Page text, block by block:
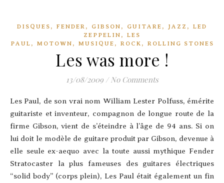
DISQUES , FENDER , GIBSON , GUITARE , JAZZ , LED
ZEPPELIN , LES
PAUL , MOTOWN , MUSIQUE , ROCK , ROLLING STONES
Les was more !
13/08/2009 / No Comments
Les Paul, de son vrai nom William Les­ter Pol­fuss, émé­rite
gui­ta­riste et inven­teur, com­pa­gnon de longue route de la
firme Gib­son, vient de s’é­teindre à l’âge de 94 ans. Si on
lui doit le modèle de gui­tare pro­duit par Gib­son, deve­nue à
elle seule ex-aequo avec la toute aus­si mythique Fen­der
Stra­to­cas­ter la plus fameuses des gui­tares élec­triques
“solid body” (corps plein), Les Paul était éga­le­ment un fin